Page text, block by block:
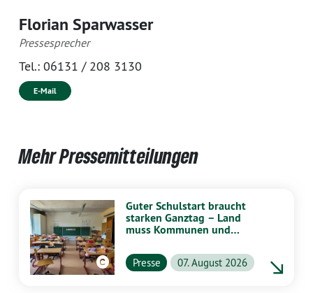
Florian Sparwasser
Pressesprecher
Tel.: 06131 / 208 3130
E-Mail
Mehr Pressemitteilungen
Guter Schulstart braucht
starken Ganztag – Land
muss Kommunen und
unterstützen
Presse 07. August 2026